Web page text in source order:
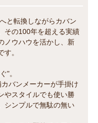
と転換しながらカバン
その100年を超える実績
ノウハウを活かし、新
。
"。
バンメーカーが手掛け
やスタイルでも使い勝
シンプルで無駄の無い